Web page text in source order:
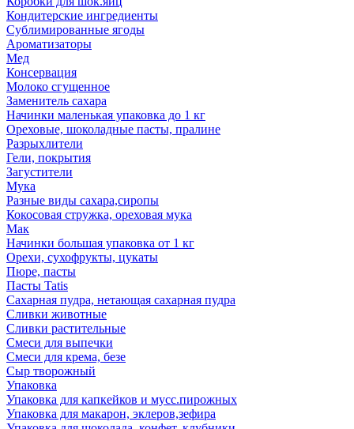
Кондитерские ингредиенты
Сублимированные ягоды
Ароматизаторы
Мед
Консервация
Молоко сгущенное
Заменитель сахара
Начинки маленькая упаковка до 1 кг
Ореховые, шоколадные пасты, пралине
Разрыхлители
Гели, покрытия
Загустители
Мука
Разные виды сахара,сиропы
Кокосовая стружка, ореховая мука
Мак
Начинки большая упаковка от 1 кг
Орехи, сухофрукты, цукаты
Пюре, пасты
Пасты Tatis
Сахарная пудра, нетающая сахарная пудра
Сливки животные
Сливки растительные
Смеси для выпечки
Смеси для крема, безе
Сыр творожный
Упаковка
Упаковка для капкейков и мусс.пирожных
Упаковка для макарон, эклеров,зефира